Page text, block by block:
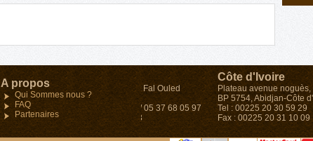
A propos
Qui Sommes nous ?
FAQ
Partenaires
Maroc
34, Angle Avenue Oqba et Fal Ouled
Oumeir- Agdal-Rabat
Tel : (212)05 37 68 03 48 / 05 37 68 05 97
Fax : (212) 05 37 68 03 43
Côte d'Ivoire
Plateau avenue noguès,
BP 5754, Abidjan-Côte
Tel : 00225 20 30 59 29
Fax : 00225 20 31 10 09